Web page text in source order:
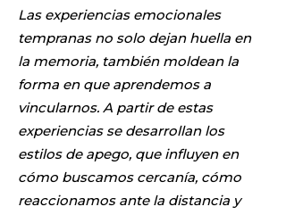
Las experiencias emocionales
tempranas no solo dejan huella en
la memoria, también moldean la
forma en que aprendemos a
vincularnos. A partir de estas
experiencias se desarrollan los
estilos de apego, que influyen en
cómo buscamos cercanía, cómo
reaccionamos ante la distancia y